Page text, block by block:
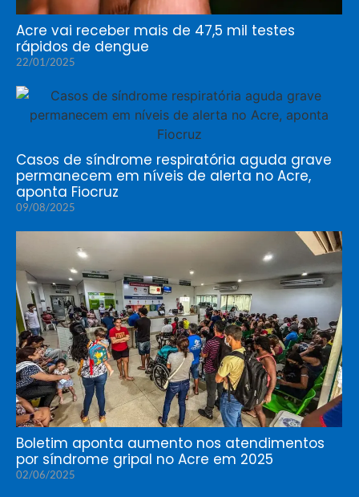
Acre vai receber mais de 47,5 mil testes
rápidos de dengue
22/01/2025
Casos de síndrome respiratória aguda grave
permanecem em níveis de alerta no Acre,
aponta Fiocruz
09/08/2025
Boletim aponta aumento nos atendimentos
por síndrome gripal no Acre em 2025
02/06/2025